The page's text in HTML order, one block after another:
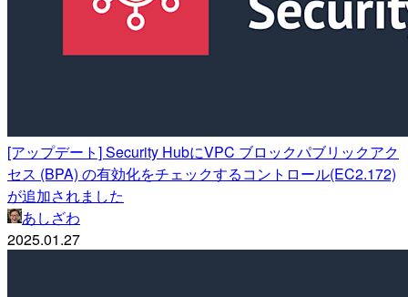
[アップデート] Security HubにVPC ブロックパブリックアク
セス (BPA) の有効化をチェックするコントロール(EC2.172)
が追加されました
あしざわ
2025.01.27